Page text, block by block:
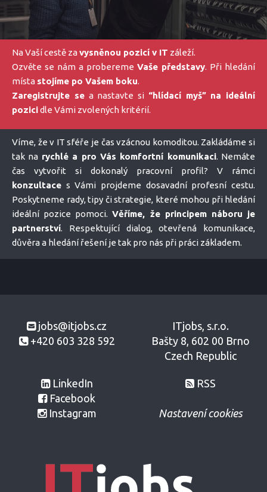
Na Vaší cestě zavysněnou pozicí v IT záleží.
Ozvěte se nám a probereme Vaše představy. Při hledání
místa stojíme po Vašem boku.
Zaregistrujte sea nastavte si “hlídací myš” na ideální
pozicidle Vámi zvolených kritérií.
Víme, že v IT sféře je čas vzácnou komoditou. Zakládáme si
tak na rychlé a pro Vás komfortní komunikaci. Nemáte
čas vytvořit si dokonalý pracovní profil? V rámci
konzultace s Vámi projdeme dosavadní profesní cestu.
Poskytneme rady, tipy či strategie, které mohou při hledání
ideální pozice pomoci.Věříme, že principem náboru je
partnerství. Respektující dialog, otevřená komunikace,
důvěra a hledání řešení je tak pro nás při práci základem.
jobs@itjobs.cz
+420 603 328 592
LinkedIn
Facebook
Instagram
ITjobs, s.r.o.
Bašty 8, 602 00 Brno
Czech Republic
RSS
Nastavení cookies